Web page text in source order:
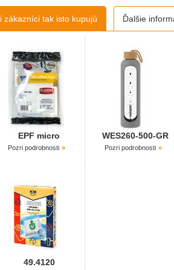
zákazníci tak isto kupujú Ďalšie
EPF micro
Pozri podrobnosti
WES260-500-GR
Pozri podrobnosti
49.4120